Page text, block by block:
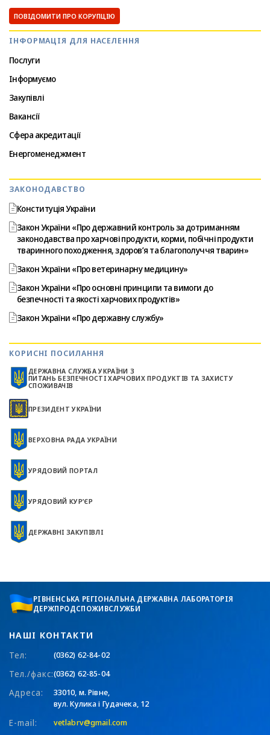
ПОВІДОМИТИ ПРО КОРУПЦІЮ
ІНФОРМАЦІЯ ДЛЯ НАСЕЛЕННЯ
Послуги
Інформуємо
Закупівлі
Вакансії
Сфера акредитації
Енергоменеджмент
ЗАКОНОДАВСТВО
Конституція України
Закон України «Про державний контроль за дотриманням
законодавства про харчові продукти, корми, побічні продукти
тваринного походження, здоров’я та благополуччя тварин»
Закон України «Про ветеринарну медицину»
Закон України «Про основні принципи та вимоги до
безпечності та якості харчових продуктів»
Закон України «Про державну службу»
КОРИСНІ ПОСИЛАННЯ
ДЕРЖАВНА СЛУЖБА УКРАЇНИ З
ПИТАНЬ БЕЗПЕЧНОСТІ ХАРЧОВИХ ПРОДУКТІВ ТА ЗАХИСТУ
СПОЖИВАЧІВ
ПРЕЗИДЕНТ УКРАЇНИ
ВЕРХОВНА РАДА УКРАЇНИ
УРЯДОВИЙ ПОРТАЛ
УРЯДОВИЙ КУР’ЄР
ДЕРЖАВНІ ЗАКУПІВЛІ
РІВНЕНСЬКА РЕГІОНАЛЬНА ДЕРЖАВНА ЛАБОРАТОРІЯ
ДЕРЖПРОДСПОЖИВСЛУЖБИ
НАШІ КОНТАКТИ
Тел:
Тел./факс:
Адреса:
E-mail:
(0362) 62-84-02
(0362) 62-85-04
33010, м. Рівне,
вул. Кулика і Гудачека, 12
vetlabrv@gmail.com